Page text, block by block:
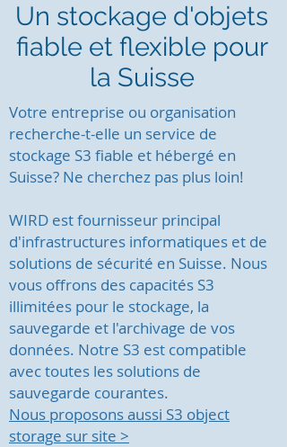
Un stockage d'objets
fiable et flexible pour
la Suisse
Votre entreprise ou organisation
recherche-t-elle un service de
stockage S3 fiable et hébergé en
Suisse? Ne cherchez pas plus loin!
WIRD est fournisseur principal
d'infrastructures informatiques et de
solutions de sécurité en Suisse. Nous
vous offrons des capacités S3
illimitées pour le stockage, la
sauvegarde et l'archivage de vos
données. Notre S3 est compatible
avec toutes les solutions de
sauvegarde courantes.
Nous proposons aussi S3 object
storage sur site >